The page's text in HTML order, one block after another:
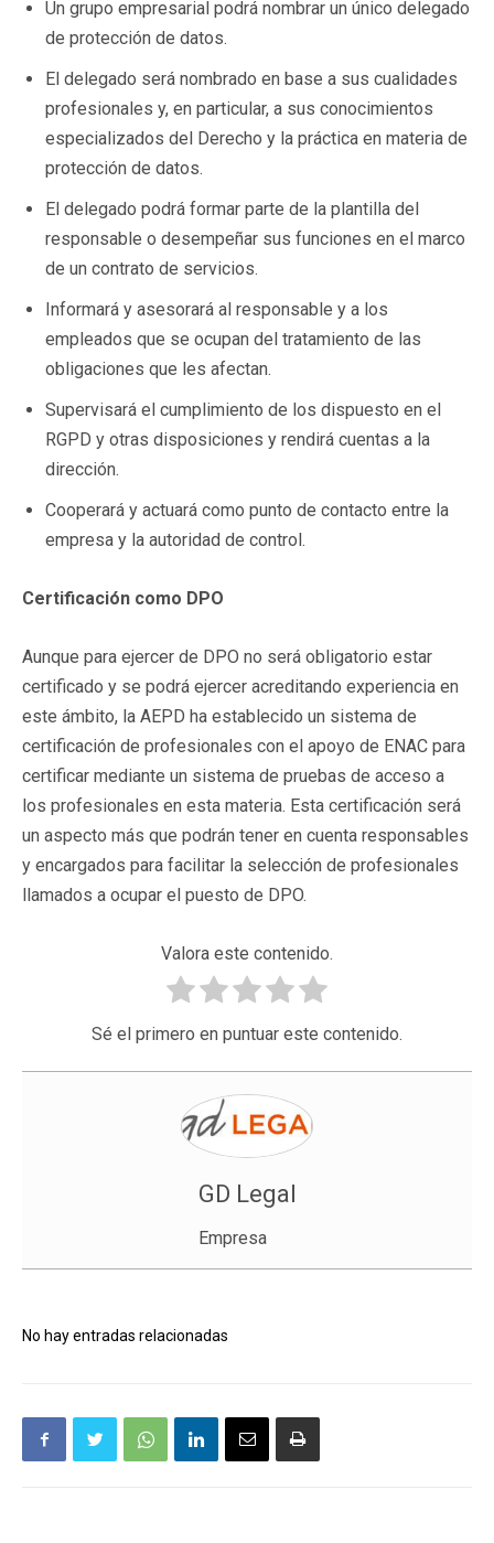
Un grupo empresarial podrá nombrar un único delegado
de protección de datos.
El delegado será nombrado en base a sus cualidades
profesionales y, en particular, a sus conocimientos
especializados del Derecho y la práctica en materia de
protección de datos.
El delegado podrá formar parte de la plantilla del
responsable o desempeñar sus funciones en el marco
de un contrato de servicios.
Informará y asesorará al responsable y a los
empleados que se ocupan del tratamiento de las
obligaciones que les afectan.
Supervisará el cumplimiento de los dispuesto en el
RGPD y otras disposiciones y rendirá cuentas a la
dirección.
Cooperará y actuará como punto de contacto entre la
empresa y la autoridad de control.
Certificación como DPO
Aunque para ejercer de DPO no será obligatorio estar
certificado y se podrá ejercer acreditando experiencia en
este ámbito, la AEPD ha establecido un sistema de
certificación de profesionales con el apoyo de ENAC para
certificar mediante un sistema de pruebas de acceso a
los profesionales en esta materia. Esta certificación será
un aspecto más que podrán tener en cuenta responsables
y encargados para facilitar la selección de profesionales
llamados a ocupar el puesto de DPO.
Valora este contenido.
Sé el primero en puntuar este contenido.
GD Legal
Empresa
No hay entradas relacionadas